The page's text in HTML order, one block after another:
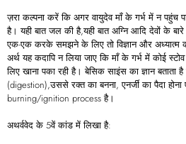
ज़रा कल्पना करें कि अगर वायुदेव माँ के गर्भ में न पहुंच
है। यही बात जल की है,यही बात अग्नि आदि देवों के
एक-एक करके समझने के लिए तो विज्ञान और अध्यात्म
अर्थ यह कदापि न लिया जाए कि माँ के गर्भ में कोई
लिए खाना पका रही है। बेसिक साइंस का ज्ञान बताता
(digestion),उससे रक्त का बनना, एनर्जी का पैदा
burning/ignition process है।
अथर्ववेद के 5वें कांड में लिखा है: